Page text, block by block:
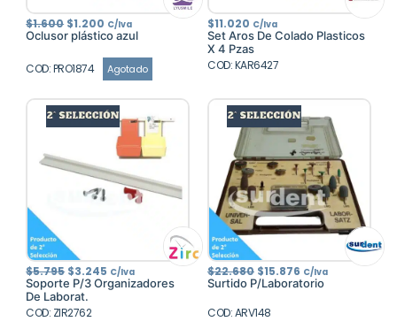
$1.600 El
precio
original
$1.600.
$1.200 El
precio
actual
es:
$1.200.
C/Iva
Oclusor plástico azul
COD: PRO1874 Agotado
$11.020 C/Iva
Set Aros De Colado Plasticos
X 4 Pzas
COD: KAR6427
$5.795 El
precio
original
era:
$5.795.
$3.245 El
precio
actual
C/Iva
Soporte P/3 Organizadores
De Laborat.
COD: ZIR2762
$22.680 El
precio
original
$22.680.
$15.876 El
precio
actual
C/Iva
Surtido P/Laboratorio
COD: ARV148